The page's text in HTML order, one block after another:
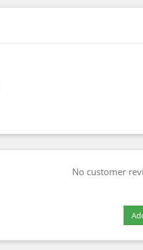
No customer